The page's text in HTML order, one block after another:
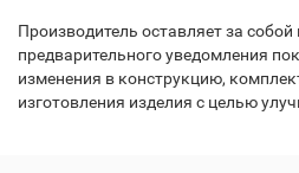
Производитель оставляет за собой
предварительного уведомления
изменения в конструкцию,
изготовления изделия с целью